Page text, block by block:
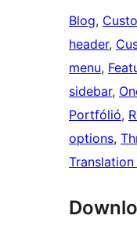
Blog,
header,
menu,
sidebar,
Portfólió,
options,